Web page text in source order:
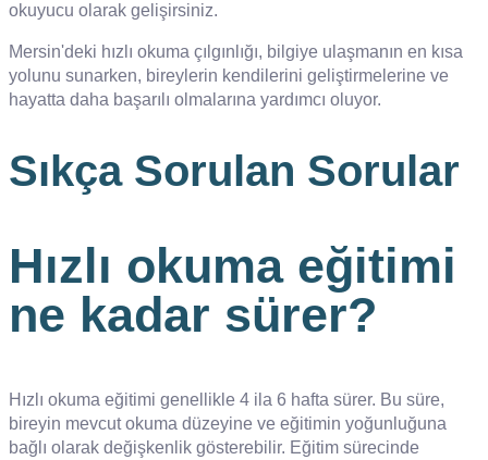
okuyucu olarak gelişirsiniz.
Mersin'deki hızlı okuma çılgınlığı, bilgiye ulaşmanın en kısa
yolunu sunarken, bireylerin kendilerini geliştirmelerine ve
hayatta daha başarılı olmalarına yardımcı oluyor.
Sıkça Sorulan Sorular
Hızlı okuma eğitimi
ne kadar sürer?
Hızlı okuma eğitimi genellikle 4 ila 6 hafta sürer. Bu süre,
bireyin mevcut okuma düzeyine ve eğitimin yoğunluğuna
bağlı olarak değişkenlik gösterebilir. Eğitim sürecinde